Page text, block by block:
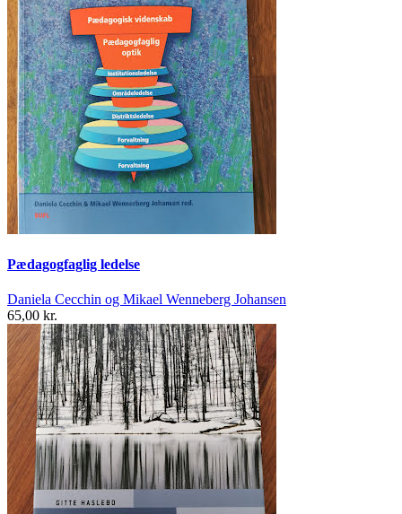
Pædagogfaglig ledelse
Daniela Cecchin og Mikael Wenneberg Johansen
65,00 kr.